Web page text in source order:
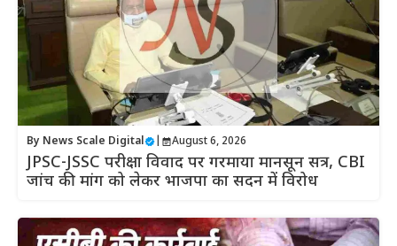
By News Scale Digital August 6, 2026
JPSC-JSSC परीक्षा विवाद पर गरमाया मानसून सत्र, CBI
जांच की मांग को लेकर भाजपा का सदन में विरोध